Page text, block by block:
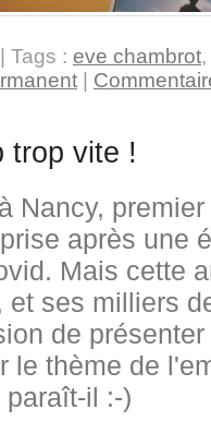
| Tags : eve chambrot,
|
trop vite !
Nancy,
après une
Mais cette
et ses milliers
de
le thème de
il :-)